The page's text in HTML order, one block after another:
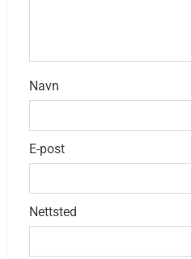
Navn
E-post
Nettsted